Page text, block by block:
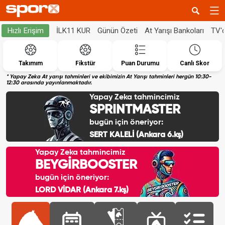
Hızlı Erişim İLK11 KUR Günün Özeti At Yarışı Bankoları
Takımım Fikstür Puan Durumu Canlı Skor
* Yapay Zeka At yarışı tahminleri ve ekibimizin At Yarışı tahminleri hergün 10:30-
12:30 arasında yayınlanmaktadır.
Yapay Zeka tahmincimiz
SPRINTMASTER
bugün için öneriyor:
SERT KALELİ (Ankara 6.kş)
Yapay Zeka tahmincimiz
BEYGİRBOOSTER
bugün için öneriyor:
LORD VİDAR (Ankara 7.kş)